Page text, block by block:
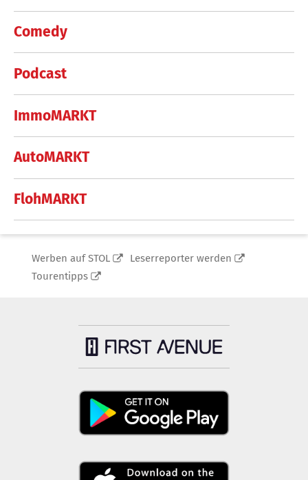
Comedy
Podcast
ImmoMARKT
AutoMARKT
FlohMARKT
Werben auf STOL
Leserreporter werden
Tourentipps